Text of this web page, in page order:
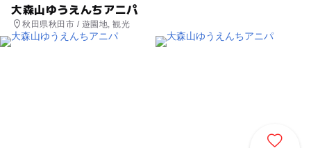
大森山ゆうえんちアニパ
秋田県秋田市 / 遊園地, 観光